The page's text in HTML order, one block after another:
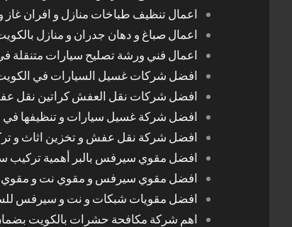
اعمال تنظيف طباخات منازل و افران غاز
اعمال صباغ و دهان جدران و منازل
اعمال فني ورشة تصليح سيارات متنقلة
افضل شركات غسيل السيارات في
افضل شركات نقل العفش كراتين نقل
افضل شركة غسيل سيارات و تنظيفها في
افضل شركة نقل عفش و تخزين اثاث و
افضل مقوي سيرفس بالبر أهمية تركيب
افضل مقوي سيرفس و مقوي نت و مقوي
افضل مقويات شبكات و نت و سيرفس
اهم شركة مكافحة حشرات بالكويت